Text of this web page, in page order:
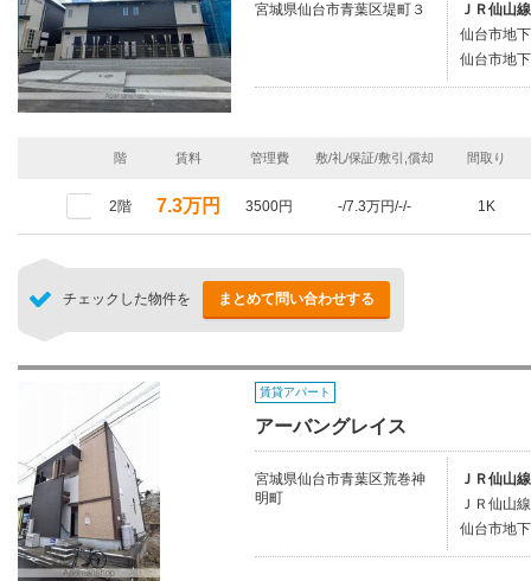
宮城県仙台市青葉区堤町３
ＪＲ仙山
仙台市地
仙台市地
階 賃料 管理費 敷/礼/保証/敷引,償却 間取り
2階 7.3万円 3500円 -/7.3万円/-/- 1K
チェックした物件を まとめて問い合わせする
賃貸アパート
アーバングレイス
宮城県仙台市青葉区荒巻神
明町
ＪＲ仙山
ＪＲ仙山
仙台市地